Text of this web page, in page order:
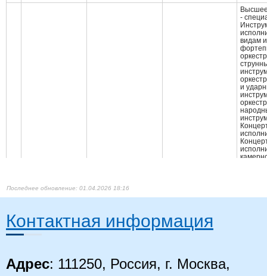
Борисовна
-
видам
и
01.04.2026 18:16
Контактная информация
Адрес: 111250, Россия, г. Москва,